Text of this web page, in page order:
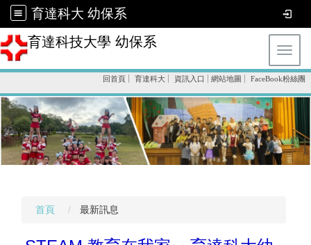
育達科大 幼保系
育達科技大學 幼保系
回首頁 育達科大 資訊入口 網站地圖 FaceBook粉絲團
首頁 最新訊息